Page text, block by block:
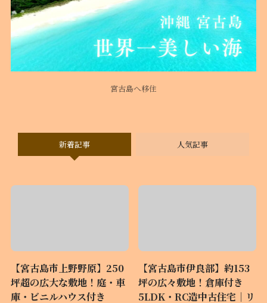
宮古島へ移住
新着記事 人気記事
【宮古島市上野野原】250
坪超の広大な敷地！庭・車
庫・ビニルハウス付き
【宮古島市伊良部】約153
坪の広々敷地！倉庫付き
5LDK・RC造中古住宅｜リ